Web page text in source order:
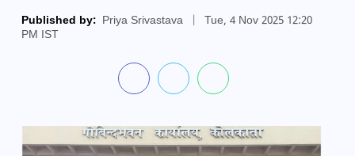
Published by: Priya Srivastava
Tue, 4 Nov 2025 12:20
PM IST